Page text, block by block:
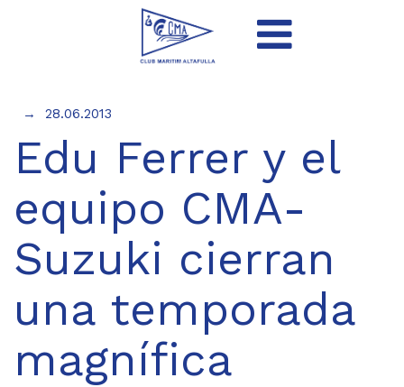
28.06.2013
Edu Ferrer y el
equipo CMA-
Suzuki cierran
una temporada
magnífica